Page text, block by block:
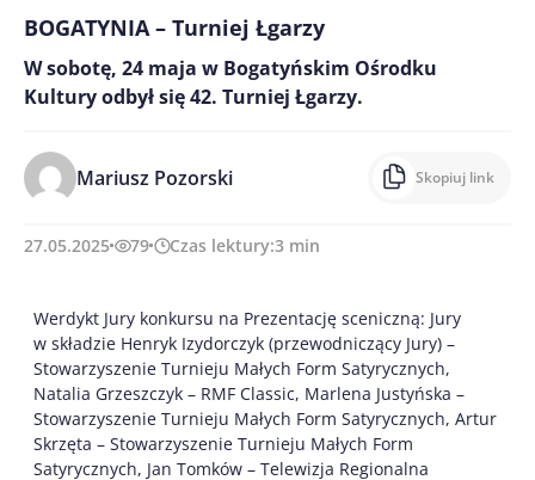
BOGATYNIA – Turniej Łgarzy
W sobotę, 24 maja w Bogatyńskim Ośrodku
Kultury odbył się 42. Turniej Łgarzy.
Mariusz Pozorski Skopiuj link
27.05.2025 79 Czas lektury:3 min
Werdykt Jury konkursu na Prezentację sceniczną: Jury
w składzie Henryk Izydorczyk (przewodniczący Jury) –
Stowarzyszenie Turnieju Małych Form Satyrycznych,
Natalia Grzeszczyk – RMF Classic, Marlena Justyńska –
Stowarzyszenie Turnieju Małych Form Satyrycznych, Artur
Skrzęta – Stowarzyszenie Turnieju Małych Form
Satyrycznych, Jan Tomków – Telewizja Regionalna